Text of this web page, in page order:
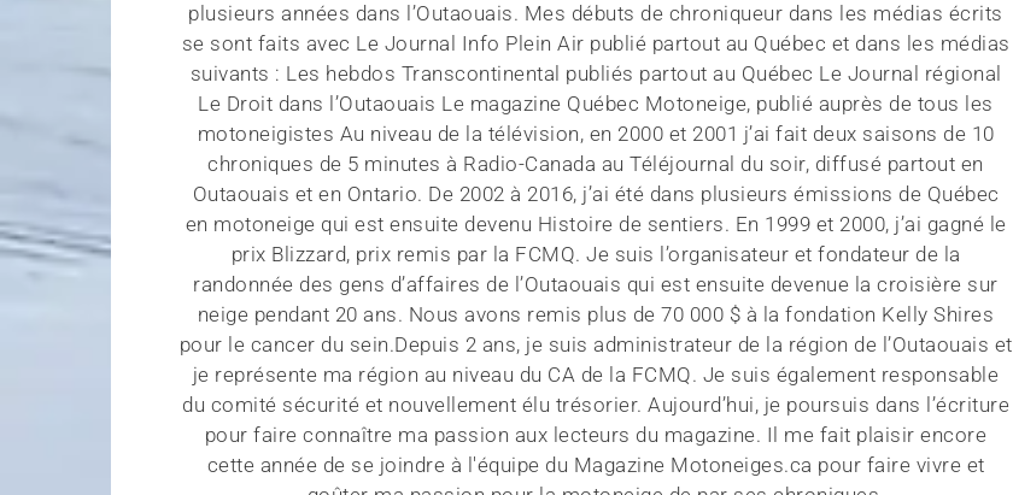
plusieurs années dans l’Outaouais. Mes débuts de chroniqueur dans les médias écrits
se sont faits avec Le Journal Info Plein Air publié partout au Québec et dans les médias
suivants : Les hebdos Transcontinental publiés partout au Québec Le Journal régional
Le Droit dans l’Outaouais Le magazine Québec Motoneige, publié auprès de tous les
motoneigistes Au niveau de la télévision, en 2000 et 2001 j’ai fait deux saisons de 10
chroniques de 5 minutes à Radio-Canada au Téléjournal du soir, diffusé partout en
Outaouais et en Ontario. De 2002 à 2016, j’ai été dans plusieurs émissions de Québec
en motoneige qui est ensuite devenu Histoire de sentiers. En 1999 et 2000, j’ai gagné le
prix Blizzard, prix remis par la FCMQ. Je suis l’organisateur et fondateur de la
randonnée des gens d’affaires de l’Outaouais qui est ensuite devenue la croisière sur
neige pendant 20 ans. Nous avons remis plus de 70 000 $ à la fondation Kelly Shires
pour le cancer du sein.Depuis 2 ans, je suis administrateur de la région de l’Outaouais et
je représente ma région au niveau du CA de la FCMQ. Je suis également responsable
du comité sécurité et nouvellement élu trésorier. Aujourd’hui, je poursuis dans l’écriture
pour faire connaître ma passion aux lecteurs du magazine. Il me fait plaisir encore
cette année de se joindre à l'équipe du Magazine Motoneiges.ca pour faire vivre et